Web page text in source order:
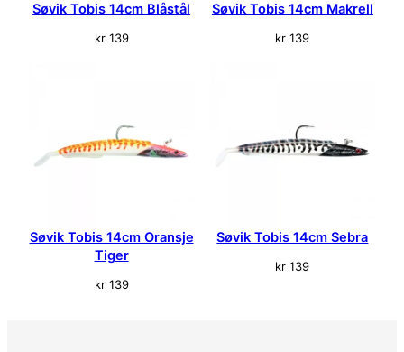
eSøvik Tobis 14cm Blåstål
kr139
Søvik Tobis 14cm Makrell
kr 139
Søvik Tobis 14cm Oransje
Tiger
kr139
Søvik Tobis 14cm Sebra
kr 139